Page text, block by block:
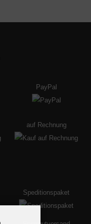
PayPal
auf Rechnung
Speditionspaket